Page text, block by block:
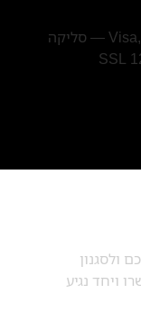
ולסגנון
ויחד נגיע